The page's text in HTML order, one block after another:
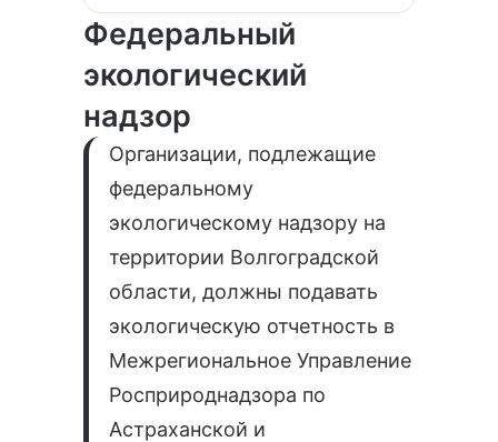
Федеральный
экологический
надзор
Организации, подлежащие
федеральному
экологическому надзору на
территории Волгоградской
области, должны подавать
экологическую отчетность в
Межрегиональное Управление
Росприроднадзора по
Астраханской и